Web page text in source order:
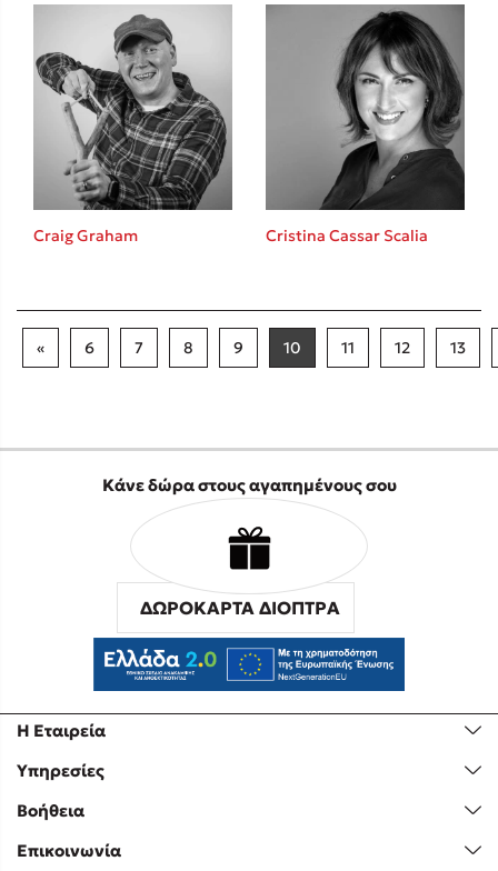
Craig Graham Cristina Cassar Scalia
« 6 7 8 9 10 11 12 13
Η Εταιρεία
Υπηρεσίες
Βοήθεια
Επικοινωνία
Κάνε δώρα στους αγαπημένους σου
ΔΩΡΟΚΑΡΤΑ ΔΙΟΠΤΡΑ